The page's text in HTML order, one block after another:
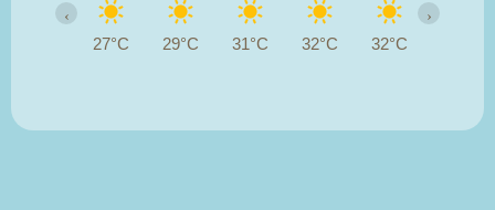
27°C 29°C 31°C 32°C 32°C
‹ ›